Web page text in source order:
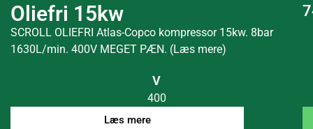
Oliefri 15kw
SCROLL OLIEFRI Atlas-Copco kompressor 15kw. 8bar
1630L/min. 400V MEGET PÆN. (Læs mere)
V
400
Læs mere